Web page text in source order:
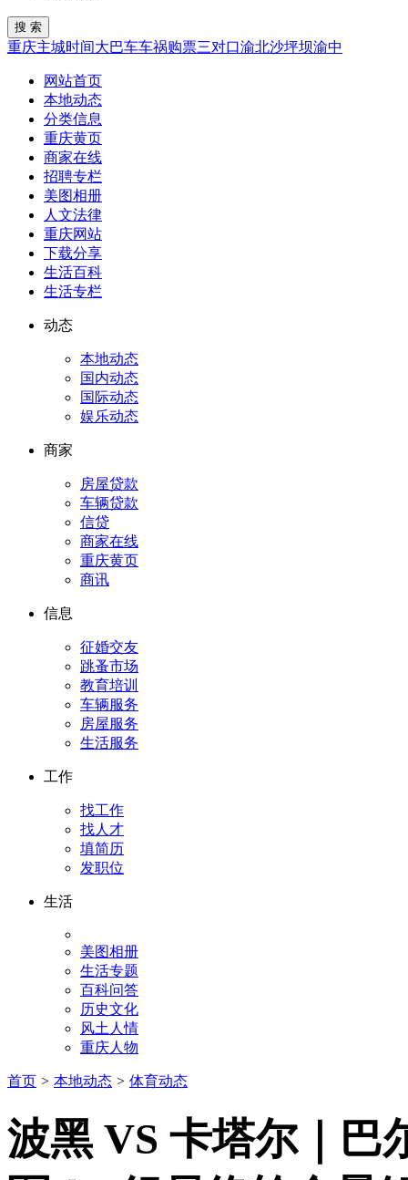
重庆主城时间大巴车车祸购票三对口渝北沙坪坝渝中
网站首页
本地动态
分类信息
重庆黄页
商家在线
招聘专栏
美图相册
人文法律
重庆网站
下载分享
生活百科
生活专栏
动态
本地动态
国内动态
国际动态
娱乐动态
商家
房屋贷款
车辆贷款
信贷
商家在线
重庆黄页
商讯
信息
征婚交友
跳蚤市场
教育培训
车辆服务
房屋服务
生活服务
工作
找工作
找人才
填简历
发职位
生活
美图相册
生活专题
百科问答
历史文化
风土人情
重庆人物
首页 > 本地动态 > 体育动态
波黑 VS 卡塔尔｜巴